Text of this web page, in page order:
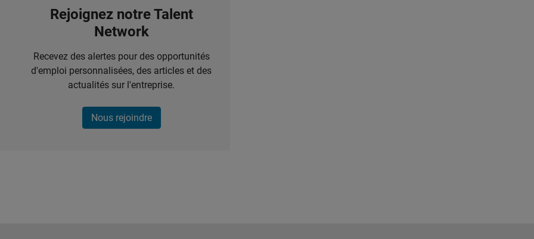
Rejoignez notre Talent
Network
Recevez des alertes pour des opportunités
d'emploi personnalisées, des articles et des
actualités sur l'entreprise.
Nous rejoindre